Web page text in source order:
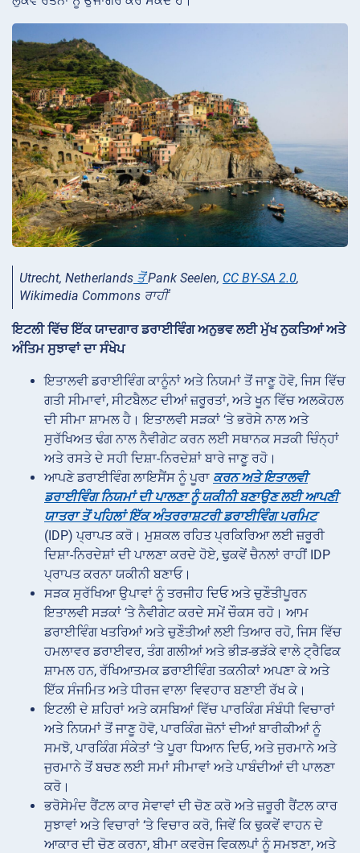
Utrecht, Netherlands ਤੋਂPank Seelen, CC BY-SA 2.0,
Wikimedia Commons ਰਾਹੀਂ
ਇਟਲੀ ਵਿੱਚ ਇੱਕ ਯਾਦਗਾਰ ਡਰਾਈਵਿੰਗ ਅਨੁਭਵ ਲਈ ਮੁੱਖ ਨੁਕਤਿਆਂ ਅਤੇ
ਅੰਤਿਮ ਸੁਝਾਵਾਂ ਦਾ ਸੰਖੇਪ
ਇਤਾਲਵੀ ਡਰਾਈਵਿੰਗ ਕਾਨੂੰਨਾਂ ਅਤੇ ਨਿਯਮਾਂ ਤੋਂ ਜਾਣੂ ਹੋਵੋ, ਜਿਸ ਵਿੱਚ
ਗਤੀ ਸੀਮਾਵਾਂ, ਸੀਟਬੈਲਟ ਦੀਆਂ ਜ਼ਰੂਰਤਾਂ, ਅਤੇ ਖੂਨ ਵਿੱਚ ਅਲਕੋਹਲ
ਦੀ ਸੀਮਾ ਸ਼ਾਮਲ ਹੈ। ਇਤਾਲਵੀ ਸੜਕਾਂ ‘ਤੇ ਭਰੋਸੇ ਨਾਲ ਅਤੇ
ਸੁਰੱਖਿਅਤ ਢੰਗ ਨਾਲ ਨੈਵੀਗੇਟ ਕਰਨ ਲਈ ਸਥਾਨਕ ਸੜਕੀ ਚਿੰਨ੍ਹਾਂ
ਅਤੇ ਰਸਤੇ ਦੇ ਸਹੀ ਦਿਸ਼ਾ-ਨਿਰਦੇਸ਼ਾਂ ਬਾਰੇ ਜਾਣੂ ਰਹੋ।
ਆਪਣੇ ਡਰਾਈਵਿੰਗ ਲਾਇਸੈਂਸ ਨੂੰ ਪੂਰਾ ਕਰਨ ਅਤੇ ਇਤਾਲਵੀ
ਡਰਾਈਵਿੰਗ ਨਿਯਮਾਂ ਦੀ ਪਾਲਣਾ ਨੂੰ ਯਕੀਨੀ ਬਣਾਉਣ ਲਈ ਆਪਣੀ
ਯਾਤਰਾ ਤੋਂ ਪਹਿਲਾਂ ਇੱਕ ਅੰਤਰਰਾਸ਼ਟਰੀ ਡਰਾਈਵਿੰਗ ਪਰਮਿਟ
(IDP) ਪ੍ਰਾਪਤ ਕਰੋ। ਮੁਸ਼ਕਲ ਰਹਿਤ ਪ੍ਰਕਿਰਿਆ ਲਈ ਜ਼ਰੂਰੀ
ਦਿਸ਼ਾ-ਨਿਰਦੇਸ਼ਾਂ ਦੀ ਪਾਲਣਾ ਕਰਦੇ ਹੋਏ, ਢੁਕਵੇਂ ਚੈਨਲਾਂ ਰਾਹੀਂ IDP
ਪ੍ਰਾਪਤ ਕਰਨਾ ਯਕੀਨੀ ਬਣਾਓ।
ਸੜਕ ਸੁਰੱਖਿਆ ਉਪਾਵਾਂ ਨੂੰ ਤਰਜੀਹ ਦਿਓ ਅਤੇ ਚੁਣੌਤੀਪੂਰਨ
ਇਤਾਲਵੀ ਸੜਕਾਂ ‘ਤੇ ਨੈਵੀਗੇਟ ਕਰਦੇ ਸਮੇਂ ਚੌਕਸ ਰਹੋ। ਆਮ
ਡਰਾਈਵਿੰਗ ਖਤਰਿਆਂ ਅਤੇ ਚੁਣੌਤੀਆਂ ਲਈ ਤਿਆਰ ਰਹੋ, ਜਿਸ ਵਿੱਚ
ਹਮਲਾਵਰ ਡਰਾਈਵਰ, ਤੰਗ ਗਲੀਆਂ ਅਤੇ ਭੀੜ-ਭੜੱਕੇ ਵਾਲੇ ਟ੍ਰੈਫਿਕ
ਸ਼ਾਮਲ ਹਨ, ਰੱਖਿਆਤਮਕ ਡਰਾਈਵਿੰਗ ਤਕਨੀਕਾਂ ਅਪਣਾ ਕੇ ਅਤੇ
ਇੱਕ ਸੰਜਮਿਤ ਅਤੇ ਧੀਰਜ ਵਾਲਾ ਵਿਵਹਾਰ ਬਣਾਈ ਰੱਖ ਕੇ।
ਇਟਲੀ ਦੇ ਸ਼ਹਿਰਾਂ ਅਤੇ ਕਸਬਿਆਂ ਵਿੱਚ ਪਾਰਕਿੰਗ ਸੰਬੰਧੀ ਵਿਚਾਰਾਂ
ਅਤੇ ਨਿਯਮਾਂ ਤੋਂ ਜਾਣੂ ਹੋਵੋ, ਪਾਰਕਿੰਗ ਜ਼ੋਨਾਂ ਦੀਆਂ ਬਾਰੀਕੀਆਂ ਨੂੰ
ਸਮਝੋ, ਪਾਰਕਿੰਗ ਸੰਕੇਤਾਂ ‘ਤੇ ਪੂਰਾ ਧਿਆਨ ਦਿਓ, ਅਤੇ ਜੁਰਮਾਨੇ ਅਤੇ
ਜੁਰਮਾਨੇ ਤੋਂ ਬਚਣ ਲਈ ਸਮਾਂ ਸੀਮਾਵਾਂ ਅਤੇ ਪਾਬੰਦੀਆਂ ਦੀ ਪਾਲਣਾ
ਕਰੋ।
ਭਰੋਸੇਮੰਦ ਰੈਂਟਲ ਕਾਰ ਸੇਵਾਵਾਂ ਦੀ ਚੋਣ ਕਰੋ ਅਤੇ ਜ਼ਰੂਰੀ ਰੈਂਟਲ ਕਾਰ
ਸੁਝਾਵਾਂ ਅਤੇ ਵਿਚਾਰਾਂ ‘ਤੇ ਵਿਚਾਰ ਕਰੋ, ਜਿਵੇਂ ਕਿ ਢੁਕਵੇਂ ਵਾਹਨ ਦੇ
ਆਕਾਰ ਦੀ ਚੋਣ ਕਰਨਾ, ਬੀਮਾ ਕਵਰੇਜ ਵਿਕਲਪਾਂ ਨੂੰ ਸਮਝਣਾ, ਅਤੇ